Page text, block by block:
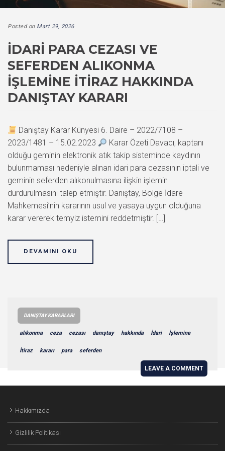
Posted on Mart 29, 2026
İDARI PARA CEZASI VE
SEFERDEN ALIKONMA
İŞLEMINE İTIRAZ HAKKINDA
DANIŞTAY KARARI
Danıştay Karar Künyesi 6. Daire – 2022/7108 –
2023/1481 – 15.02.2023
Karar Özeti Davacı, kaptanı
olduğu geminin elektronik atık takip sisteminde kaydının
bulunmaması nedeniyle alınan idari para cezasının iptali ve
geminin seferden alıkonulmasına ilişkin işlemin
durdurulmasını talep etmiştir. Danıştay, Bölge İdare
Mahkemesi’nin kararının usul ve yasaya uygun olduğuna
karar vererek temyiz istemini reddetmiştir. […]
DEVAMINI OKU
DANIŞTAY KARARLARI
alıkonma ceza cezası danıştay hakkında İdari İşlemine
İtiraz kararı para seferden
LEAVE A COMMENT
Hakkımızda
Gizlilik Politikası